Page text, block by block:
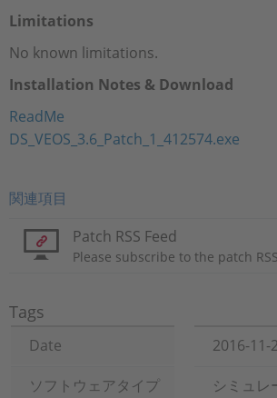
Limitations
No known limitations.
Installation Notes & Download
ReadMe
DS_VEOS_3.6_Patch_1_412574.exe
関連項目
Patch RSS Feed
Please subscribe to the patch
Tags
Date
2016-11-
ソフトウェアタイプ
シミュレ